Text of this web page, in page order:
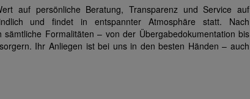
auf persönliche Beratung, Transparenz und Service auf
und findet in entspannter Atmosphäre statt. Nach
Formalitäten – von der Übergabedokumentation bis
Ihr Anliegen ist bei uns in den besten Händen – auch